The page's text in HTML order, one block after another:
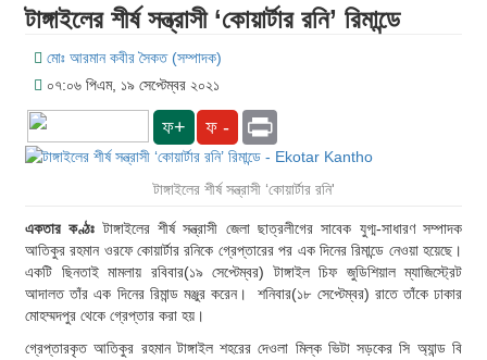
টাঙ্গাইলের শীর্ষ সন্ত্রাসী ‘কোয়ার্টার রনি’ রিমান্ডে
মোঃ আরমান কবীর সৈকত (সম্পাদক)
০৭:০৬ পিএম, ১৯ সেপ্টেম্বর ২০২১
ফ+ ফ -
টাঙ্গাইলের শীর্ষ সন্ত্রাসী ‘কোয়ার্টার রনি'
একতার কণ্ঠঃ টাঙ্গাইলের শীর্ষ সন্ত্রাসী জেলা ছাত্রলীগের সাবেক যুগ্ম-সাধারণ সম্পাদক
আতিকুর রহমান ওরফে কোয়ার্টার রনিকে গ্রেপ্তারের পর এক দিনের রিমান্ডে নেওয়া হয়েছে।
একটি ছিনতাই মামলায় রবিবার(১৯ সেপ্টেম্বর) টাঙ্গাইল চিফ জুডিশিয়াল ম্যাজিস্ট্রেট
আদালত তাঁর এক দিনের রিমান্ড মঞ্জুর করেন। শনিবার(১৮ সেপ্টেম্বর) রাতে তাঁকে ঢাকার
মোহম্মদপুর থেকে গ্রেপ্তার করা হয়।
গ্রেপ্তারকৃত আতিকুর রহমান টাঙ্গাইল শহরের দেওলা মিল্ক ভিটা সড়কের সি অ্যান্ড বি